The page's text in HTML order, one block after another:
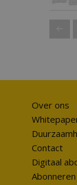
Over ons
Contact
Digitaal